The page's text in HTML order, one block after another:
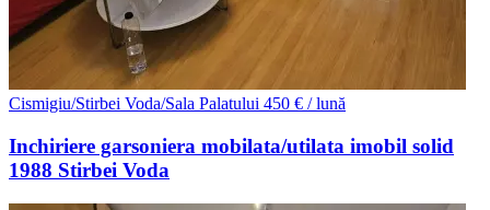
Cismigiu/Stirbei Voda/Sala Palatului 450 € / lună
Inchiriere garsoniera mobilata/utilata imobil solid
1988 Stirbei Voda